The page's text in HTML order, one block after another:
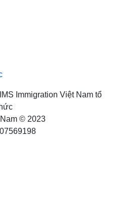
Immigration Việt Nam tổ
© 2023